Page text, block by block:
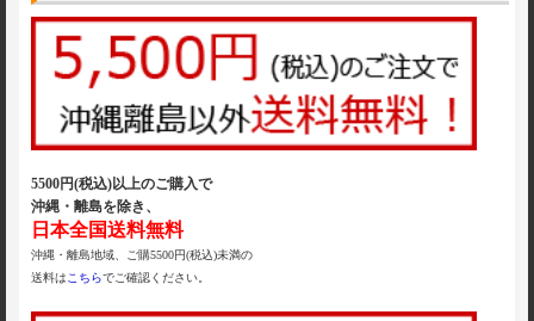
5500円(税込)以上のご購入で
沖縄・離島を除き、
日本全国送料無料
沖縄・離島地域、ご購5500円(税込)未満の
送料は こちらでご確認ください。